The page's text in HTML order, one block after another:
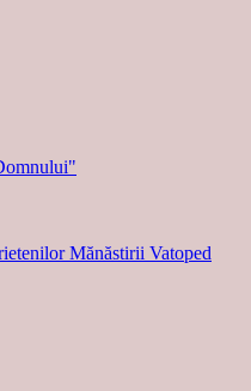
Mănăstirii Vatoped